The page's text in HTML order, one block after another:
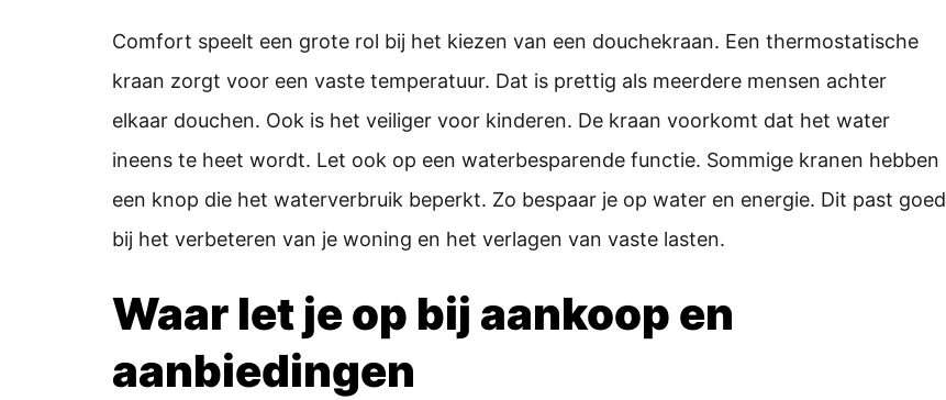
Comfort speelt een grote rol bij het kiezen van een douchekraan. Een thermostatische
kraan zorgt voor een vaste temperatuur. Dat is prettig als meerdere mensen achter
elkaar douchen. Ook is het veiliger voor kinderen. De kraan voorkomt dat het water
ineens te heet wordt. Let ook op een waterbesparende functie. Sommige kranen hebben
een knop die het waterverbruik beperkt. Zo bespaar je op water en energie. Dit past goed
bij het verbeteren van je woning en het verlagen van vaste lasten.
Waar let je op bij aankoop en
aanbiedingen